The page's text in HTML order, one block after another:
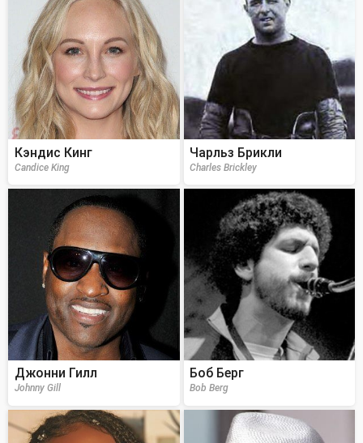
Кэндис Кинг
Candice King
Чарльз Брикли
Charles Brickley
Джонни Гилл
Johnny Gill
Боб Берг
Bob Berg